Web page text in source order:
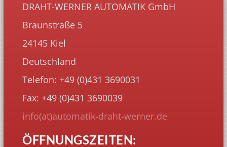
DRAHT-WERNER AUTOMATIK GmbH
Braunstraße 5
24145 Kiel
Deutschland
Telefon: +49 (0)431 3690031
Fax: +49 (0)431 3690039
info(at)automatik-draht-werner.de
ÖFFNUNGSZEITEN: